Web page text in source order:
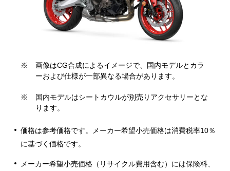
※
画像はCG合成によるイメージで、国内モデルとカラ
ーおよび仕様が一部異なる場合があります。
※
国内モデルはシートカウルが別売りアクセサリーとな
ります。
価格は参考価格です。メーカー希望小売価格は消費税率10％
に基づく価格です。
メーカー希望小売価格（リサイクル費用含む）には保険料、